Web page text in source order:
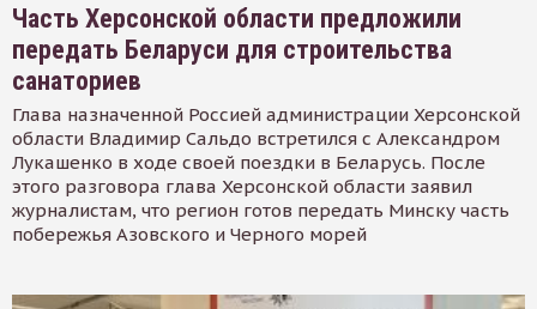
Часть Херсонской области предложили
передать Беларуси для строительства
санаториев
Глава назначенной Россией администрации Херсонской
области Владимир Сальдо встретился с Александром
Лукашенко в ходе своей поездки в Беларусь. После
этого разговора глава Херсонской области заявил
журналистам, что регион готов передать Минску часть
побережья Азовского и Черного морей